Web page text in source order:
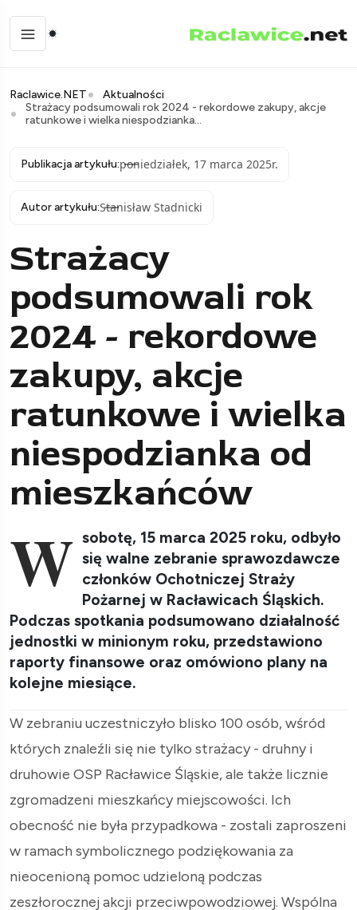
Raclawice.NET
Aktualności
Strażacy podsumowali rok 2024 - rekordowe zakupy, akcje
ratunkowe i wielka niespodzianka...
Publikacja artykułu:poniedziałek, 17 marca 2025r.
Autor artykułu:Stanisław Stadnicki
Strażacy
podsumowali rok
2024 - rekordowe
zakupy, akcje
ratunkowe i wielka
niespodzianka od
mieszkańców
W sobotę, 15 marca 2025 roku, odbyło
się walne zebranie sprawozdawcze
członków Ochotniczej Straży
Pożarnej w Racławicach Śląskich.
Podczas spotkania podsumowano działalność
jednostki w minionym roku, przedstawiono
raporty finansowe oraz omówiono plany na
kolejne miesiące.
W zebraniu uczestniczyło blisko 100 osób, wśród
których znaleźli się nie tylko strażacy - druhny i
druhowie OSP Racławice Śląskie, ale także licznie
zgromadzeni mieszkańcy miejscowości. Ich
obecność nie była przypadkowa - zostali zaproszeni
w ramach symbolicznego podziękowania za
nieocenioną pomoc udzieloną podczas
zeszłorocznej akcji przeciwpowodziowej. Wspólna